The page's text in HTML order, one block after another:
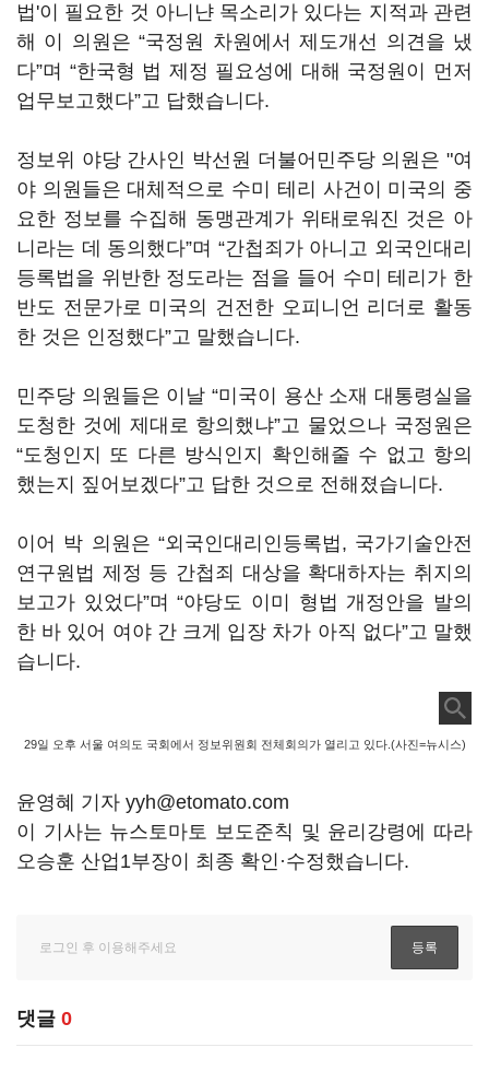
법'이 필요한 것 아니냔 목소리가 있다는 지적과 관련
해 이 의원은 “국정원 차원에서 제도개선 의견을 냈
다”며 “한국형 법 제정 필요성에 대해 국정원이 먼저
업무보고했다”고 답했습니다.
정보위 야당 간사인 박선원 더불어민주당 의원은 "여
야 의원들은 대체적으로 수미 테리 사건이 미국의 중
요한 정보를 수집해 동맹관계가 위태로워진 것은 아
니라는 데 동의했다”며 “간첩죄가 아니고 외국인대리
등록법을 위반한 정도라는 점을 들어 수미 테리가 한
반도 전문가로 미국의 건전한 오피니언 리더로 활동
한 것은 인정했다”고 말했습니다.
민주당 의원들은 이날 “미국이 용산 소재 대통령실을
도청한 것에 제대로 항의했냐”고 물었으나 국정원은
“도청인지 또 다른 방식인지 확인해줄 수 없고 항의
했는지 짚어보겠다”고 답한 것으로 전해졌습니다.
이어 박 의원은 “외국인대리인등록법, 국가기술안전
연구원법 제정 등 간첩죄 대상을 확대하자는 취지의
보고가 있었다”며 “야당도 이미 형법 개정안을 발의
한 바 있어 여야 간 크게 입장 차가 아직 없다”고 말했
습니다.
29일 오후 서울 여의도 국회에서 정보위원회 전체회의가 열리고 있다.(사진=뉴시스)
윤영혜 기자 yyh@etomato.com
이 기사는 뉴스토마토 보도준칙 및 윤리강령에 따라
오승훈 산업1부장이 최종 확인·수정했습니다.
댓글 0